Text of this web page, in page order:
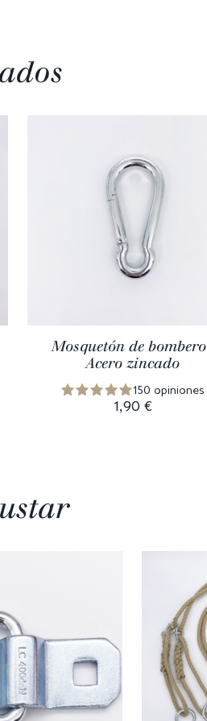
Mosquetón de
Acero zincado
150 opiniones
1,90 €